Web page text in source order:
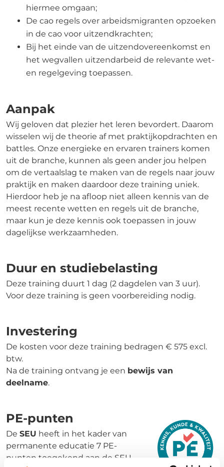
hiermee omgaan;
De cao regels over arbeidsmigranten opzoeken
in de cao voor uitzendkrachten;
Bij het einde van de uitzendovereenkomst en
het wegvallen uitzendarbeid de relevante wet-
en regelgeving toepassen.
Aanpak
Wij geloven dat plezier het leren bevordert. Daarom
wisselen wij de theorie af met praktijkopdrachten en
battles. Onze energieke en ervaren trainers komen
uit de branche, kunnen als geen ander jou helpen
om de vertaalslag te maken van de regels naar jouw
praktijk en maken daardoor deze training uniek.
Hierdoor heb je na afloop niet alleen kennis van de
meest recente wetten en regels uit de branche,
maar kun je deze kennis ook toepassen in jouw
dagelijkse werkzaamheden.
Duur en studiebelasting
Deze training duurt 1 dag (2 dagdelen van 3 uur).
Voor deze training is geen voorbereiding nodig.
Investering
De kosten voor deze training bedragen € 575 excl.
btw.
Na de training ontvang je een bewijs van
deelname.
PE-punten
De SEU heeft in het kader van
permanente educatie 7 PE-
punten toegekend aan de SEU